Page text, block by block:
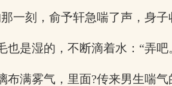
一刻，俞予轩急喘了声，身子
也是湿的，不断滴着水：“弄吧
布满雾气，里面?传来男生喘气